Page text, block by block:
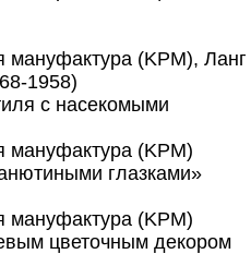
(KPM), Ланг
1958)
с насекомыми
(KPM)
глазками»
(KPM)
цветочным декором